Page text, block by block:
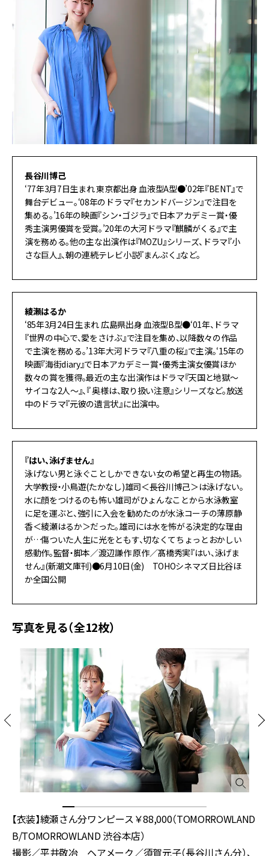
長谷川博己
‘77年3月7日生まれ 東京都出身 血液型A型●’02年『BENT』で
舞台デビュー。‘08年のドラマ『セカンドバージン』で注目を
集める。’16年の映画『シン・ゴジラ』で日本アカデミー賞・優
秀主演男優賞を受賞。’20年の大河ドラマ『麒麟がくる』で主
演を務める。他の主な出演作は『MOZU』シリーズ、ドラマ『小
さな巨人』、朝の連続テレビ小説『まんぷく』など。
綾瀬はるか
‘85年3月24日生まれ 広島県出身 血液型B型●‘01年、ドラマ
『世界の中心で、愛をさけぶ』で注目を集め、以降数々の作品
で主演を務める。’13年大河ドラマ『八重の桜』で主演。‘15年の
映画『海街diary』で日本アカデミー賞・優秀主演女優賞ほか
数々の賞を獲得。最近の主な出演作はドラマ『天国と地獄～
サイコな2人～』、『 奥様は、取り扱い注意』シリーズなど。放送
中のドラマ『元彼の遺言状』に出演中。
『はい、泳げません』
泳げない男と泳ぐことしかできない女の希望と再生の物語。
大学教授・小鳥遊(たかなし)雄司＜長谷川博己＞は泳げない。
水に顔をつけるのも怖い雄司がひょんなことから水泳教室
に足を運ぶと、強引に入会を勧めたのが水泳コーチの薄原静
香＜綾瀬はるか＞だった。雄司には水を怖がる決定的な理由
が…傷ついた人生に光をともす、切なくてちょっとおかしい
感動作。監督・脚本／渡辺謙作 原作／髙橋秀実『はい、泳げま
せん』(新潮文庫刊)●6月10日(金) TOHOシネマズ日比谷ほ
か全国公開
写真を見る（全12枚）
【衣装】綾瀬さん分ワンピース￥88,000（TOMORROWLAND
B/TOMORROWLAND 渋谷本店）
撮影／平井敬冶 ヘアメーク／須賀元子（長谷川さん分）、